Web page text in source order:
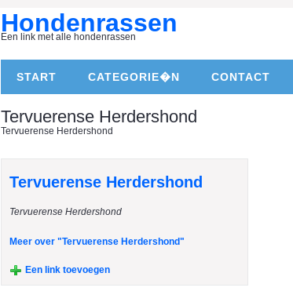
Hondenrassen
Een link met alle hondenrassen
START CATEGORIE�N CONTACT
Tervuerense Herdershond
Tervuerense Herdershond
Tervuerense Herdershond
Tervuerense Herdershond
Meer over "Tervuerense Herdershond"
Een link toevoegen